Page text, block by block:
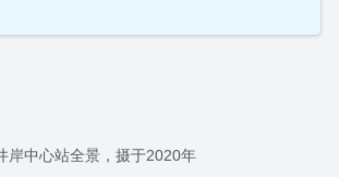
岸中心站全景，摄于2020年